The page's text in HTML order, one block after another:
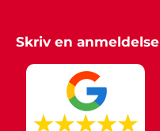
Skriv en anmeldelse